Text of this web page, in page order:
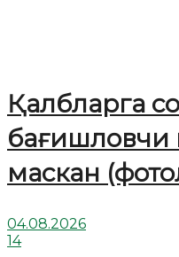
Қалбларга
бағишловчи
маскан
04.08.2026
14